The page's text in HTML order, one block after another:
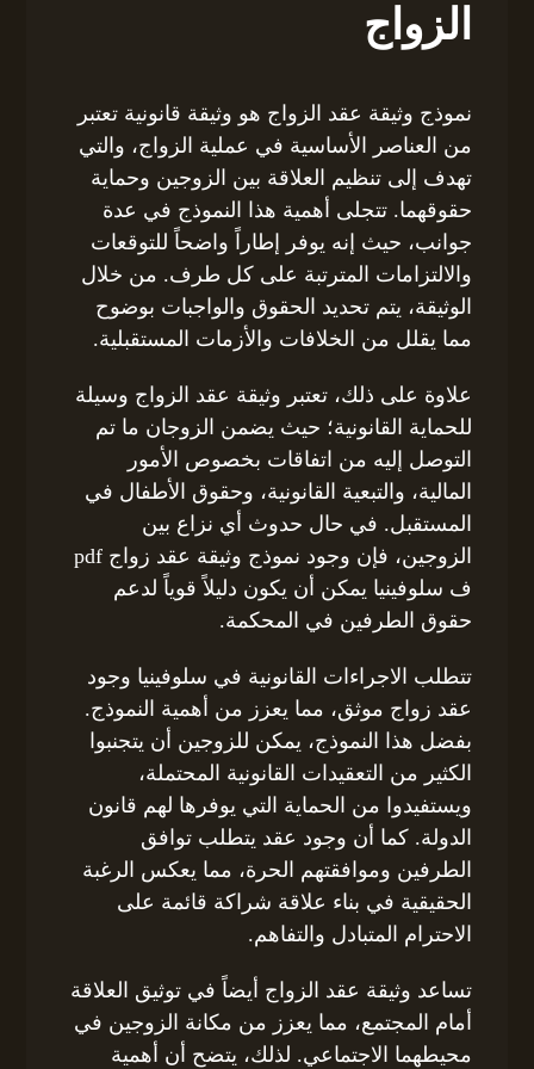
الزواج
نموذج وثيقة عقد الزواج هو وثيقة قانونية تعتبر
من العناصر الأساسية في عملية الزواج، والتي
تهدف إلى تنظيم العلاقة بين الزوجين وحماية
حقوقهما. تتجلى أهمية هذا النموذج في عدة
جوانب، حيث إنه يوفر إطاراً واضحاً للتوقعات
والالتزامات المترتبة على كل طرف. من خلال
الوثيقة، يتم تحديد الحقوق والواجبات بوضوح
مما يقلل من الخلافات والأزمات المستقبلية.
علاوة على ذلك، تعتبر وثيقة عقد الزواج وسيلة
للحماية القانونية؛ حيث يضمن الزوجان ما تم
التوصل إليه من اتفاقات بخصوص الأمور
المالية، والتبعية القانونية، وحقوق الأطفال في
المستقبل. في حال حدوث أي نزاع بين
الزوجين، فإن وجود نموذج وثيقة عقد زواج pdf
ف سلوفينيا يمكن أن يكون دليلاً قوياً لدعم
حقوق الطرفين في المحكمة.
تتطلب الاجراءات القانونية في سلوفينيا وجود
عقد زواج موثق، مما يعزز من أهمية النموذج.
بفضل هذا النموذج، يمكن للزوجين أن يتجنبوا
الكثير من التعقيدات القانونية المحتملة،
ويستفيدوا من الحماية التي يوفرها لهم قانون
الدولة. كما أن وجود عقد يتطلب توافق
الطرفين وموافقتهم الحرة، مما يعكس الرغبة
الحقيقية في بناء علاقة شراكة قائمة على
الاحترام المتبادل والتفاهم.
تساعد وثيقة عقد الزواج أيضاً في توثيق العلاقة
أمام المجتمع، مما يعزز من مكانة الزوجين في
محيطهما الاجتماعي. لذلك، يتضح أن أهمية